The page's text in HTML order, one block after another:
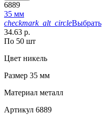
6889
35 мм
checkmark_alt_circleВыбрать
34.63 р.
По 50 шт
Цвет никель
Размер 35 мм
Материал металл
Артикул 6889